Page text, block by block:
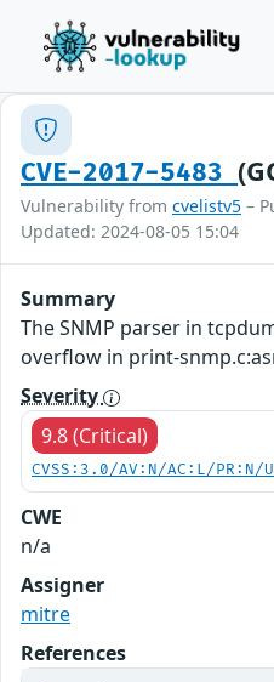
CVE-2017-5483
Vulnerability from cvelistv5 –
Updated: 2024-08-05 15:04
Summary
The SNMP parser in
overflow in print-
Severity
9.8 (Critical)
CVSS:3.0/AV:N/AC:L/
CWE
n/a
Assigner
mitre
References